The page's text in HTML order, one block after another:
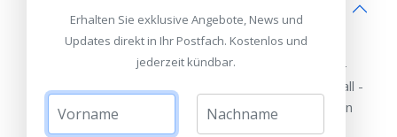
Audiowiedergabe
Der goldene C-CAM Hochtöner verwendet Keramik-
beschichtetes Aluminium-Magnesium-legiertes Metall -
ein bewährtes Material, das Monitor Audio seit vielen
Jahren perfektioniert hat.
Erhalten Sie exklusive Angebote, News und
Updates direkt in Ihr Postfach. Kostenlos und
jederzeit kündbar.